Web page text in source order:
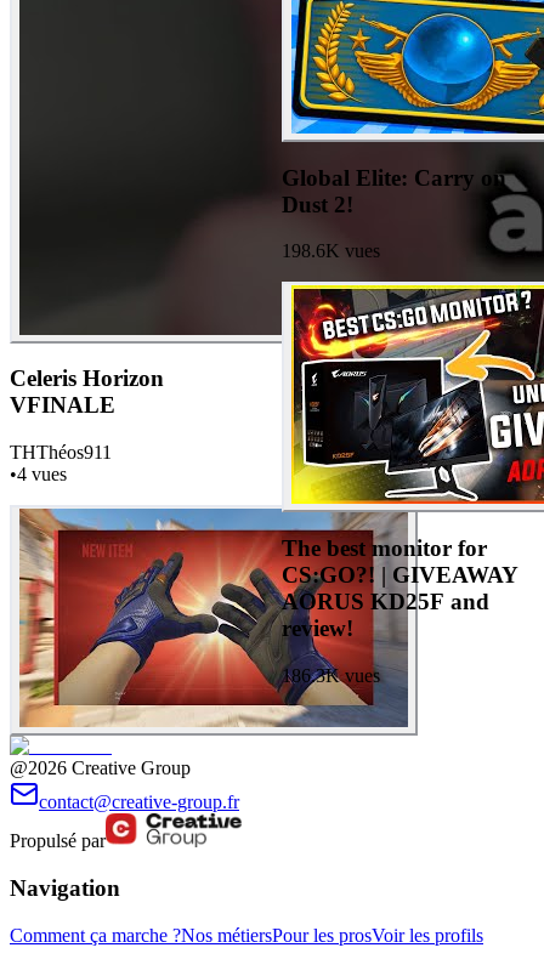
Celeris Horizon
VFINALE
THThéos911
•4 vues
Global Elite: Carry on
Dust 2!
198.6K vues
The best monitor for
CS:GO?! | GIVEAWAY
AORUS KD25F and
review!
186.3K vues
@2026 Creative Group
contact@creative-group.fr
Propulsé par
Navigation
Comment ça marche ?Nos métiersPour les prosVoir les profils